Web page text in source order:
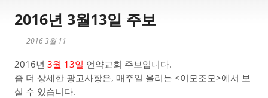
2016년 3월13일 주보
2016 3월 11
2016년 3월 13일 언약교회 주보입니다.
좀 더 상세한 광고사항은, 매주일 올리는 <이모조모>에서 보
실 수 있습니다.